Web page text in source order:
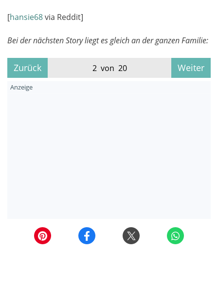
[hansie68via Reddit]
Bei der nächsten Story liegt es gleich an der ganzen Familie:
Zurück 2 von 20 Weiter